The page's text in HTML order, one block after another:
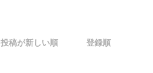
投稿が新しい順 登録順